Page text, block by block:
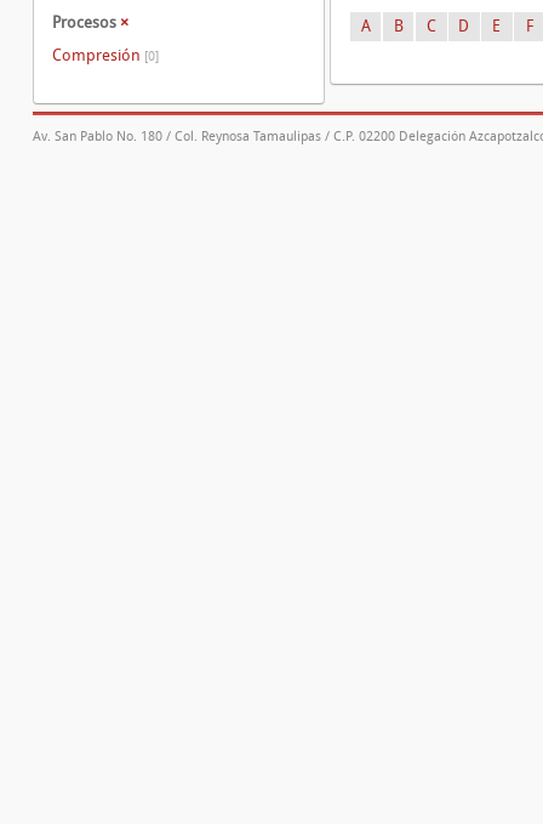
A B C D E F
Procesos ×
Compresión [0]
Av. San Pablo No. 180 / Col. Reynosa Tamaulipas / C.P. 02200 Delegación